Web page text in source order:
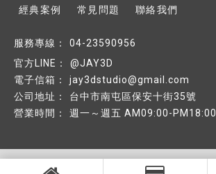
經典案例
常見問題 聯絡我們
04-23590956
@JAY3D
jay3dstudio@gmail.com
台中市南屯區保安十街35號
週一～週五 AM09:00-PM18:00
Copyright © 2026